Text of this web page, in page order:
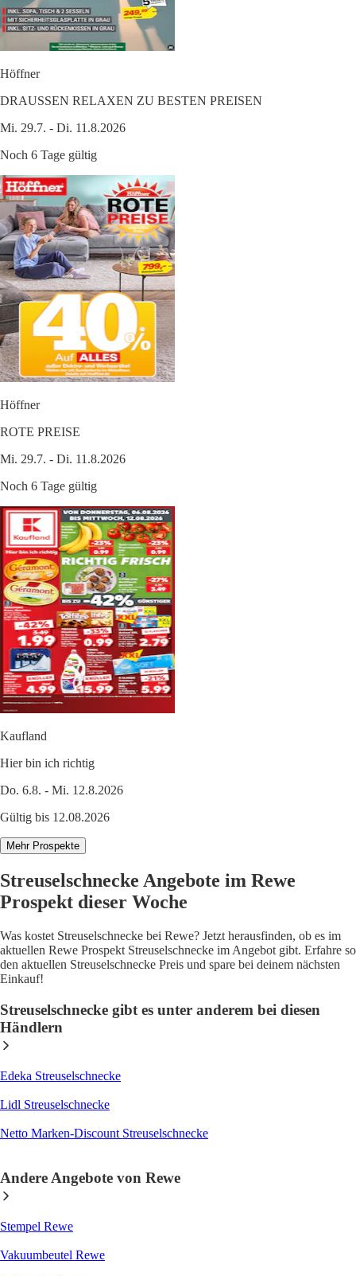
Höffner
DRAUSSEN RELAXEN ZU BESTEN PREISEN
Mi. 29.7. - Di. 11.8.2026
Noch 6 Tage gültig
Höffner
ROTE PREISE
Mi. 29.7. - Di. 11.8.2026
Noch 6 Tage gültig
Kaufland
Hier bin ich richtig
Do. 6.8. - Mi. 12.8.2026
Gültig bis 12.08.2026
Mehr Prospekte
Streuselschnecke Angebote im Rewe
Prospekt dieser Woche
Was kostet Streuselschnecke bei Rewe? Jetzt herausfinden, ob es im
aktuellen Rewe Prospekt Streuselschnecke im Angebot gibt. Erfahre so
den aktuellen Streuselschnecke Preis und spare bei deinem nächsten
Einkauf!
Streuselschnecke gibt es unter anderem bei diesen
Händlern
Edeka Streuselschnecke
Lidl Streuselschnecke
Netto Marken-Discount Streuselschnecke
Andere Angebote von Rewe
Stempel Rewe
Vakuumbeutel Rewe